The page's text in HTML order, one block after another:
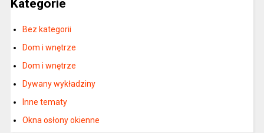
Kategorie
Bez kategorii
Dom i wnętrze
Dom i wnętrze
Dywany wykładziny
Inne tematy
Okna osłony okienne